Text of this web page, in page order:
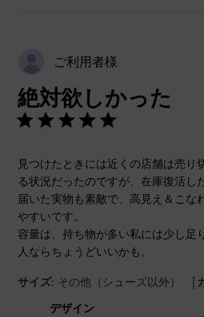
ご利用者様
絶対欲しかった
見つけたときには近くの店舗は売り
る状況だったのですが、在庫復活し
届いた実物も素敵で、高見え＆こな
やすいです。
容量は、持ち物が多い私には少し足
人ならちょうどいいかも。
サイズ: その他（シューズ以外） |
デザイン